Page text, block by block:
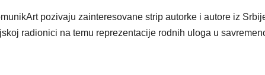
pozivaju zainteresovane strip autorke i autore iz
radionici na temu reprezentacije rodnih uloga u